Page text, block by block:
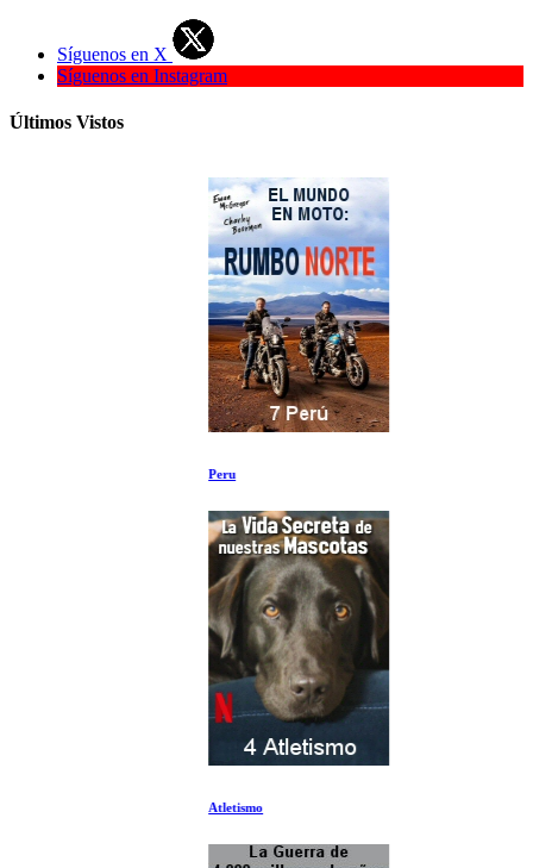
Síguenos en X
Síguenos en Instagram
Últimos Vistos